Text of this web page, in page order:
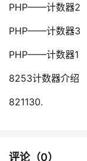
PHP——计数器2
PHP——计数器3
PHP——计数器1
8253计数器介绍
821130.
评论（0）